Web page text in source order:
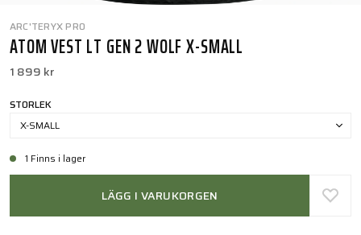
ARC'TERYX PRO
ATOM VEST LT GEN 2 WOLF X-SMALL
1 899 kr
STORLEK
X-SMALL
1 Finns i lager
LÄGG I VARUKORGEN